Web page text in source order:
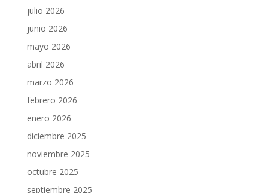
julio 2026
junio 2026
mayo 2026
abril 2026
marzo 2026
febrero 2026
enero 2026
diciembre 2025
noviembre 2025
octubre 2025
septiembre 2025